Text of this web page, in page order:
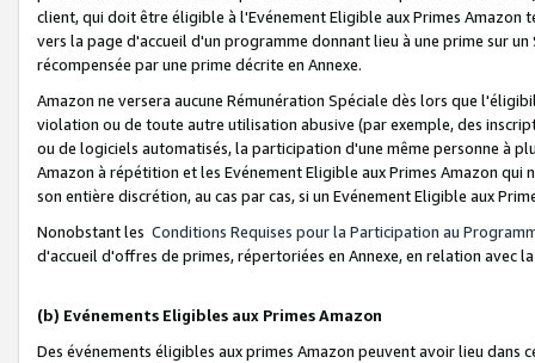
client, qui doit être éligible à l'Evénement Eligible aux Primes Amazon
vers la page d'accueil d'un programme donnant lieu à une prime sur
récompensée par une prime décrite en Annexe.
Amazon ne versera aucune Rémunération Spéciale dès lors que
violation ou de toute autre utilisation abusive (par exemple, des
ou de logiciels automatisés, la participation d'une même personne à
Amazon à répétition et les Evénement Eligible aux Primes Amazon qui
son entière discrétion, au cas par cas, si un Evénement Eligible aux
Nonobstant les Conditions Requises pour la Participation au
d'accueil d'offres de primes, répertoriées en Annexe, en relation avec
(b) Evénements Eligibles aux Primes Amazon
Des événements éligibles aux primes Amazon peuvent avoir lieu dans